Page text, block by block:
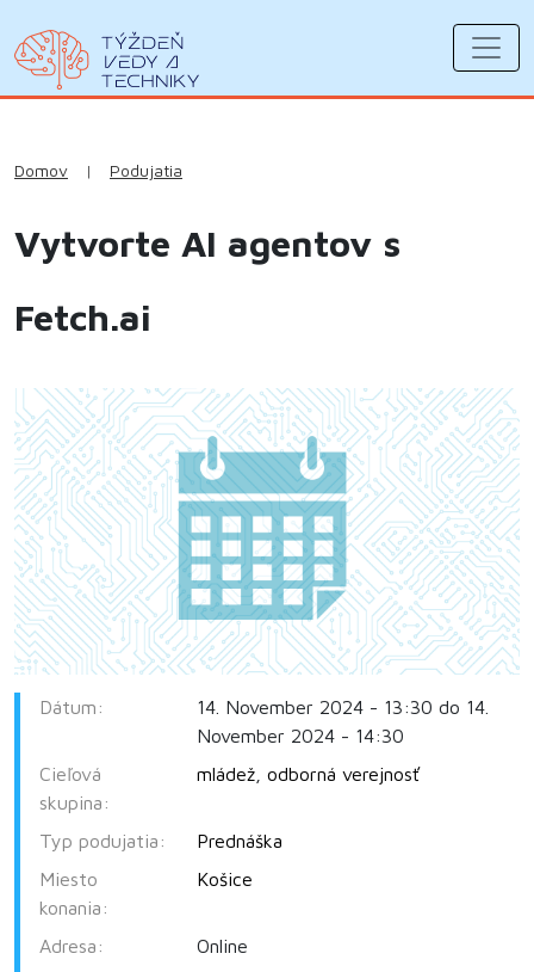
Domov | Podujatia
Vytvorte AI agentov s
Fetch.ai
Dátum:
14. November 2024 - 13:30 do 14.
November 2024 - 14:30
Cieľová
skupina:
mládež, odborná verejnosť
Typ podujatia:
Prednáška
Miesto
konania:
Košice
Adresa:
Online